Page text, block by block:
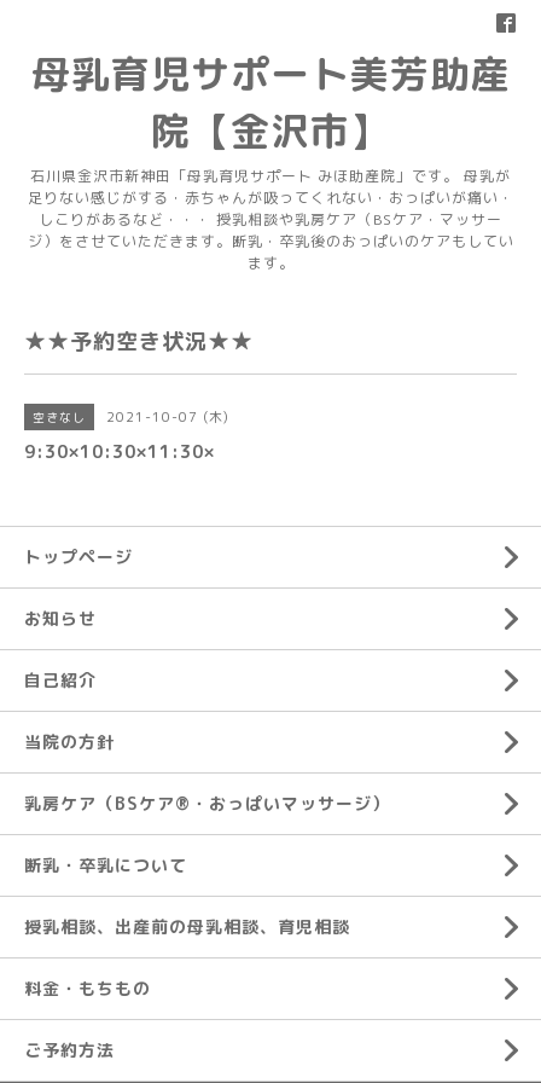
母乳育児サポート美芳助産
院【金沢市】
石川県金沢市新神田「母乳育児サポート みほ助産院」です。 母乳が
足りない感じがする・赤ちゃんが吸ってくれない・おっぱいが痛い・
しこりがあるなど・・・ 授乳相談や乳房ケア（BSケア・マッサー
ジ）をさせていただきます。断乳・卒乳後のおっぱいのケアもしてい
ます。
★★予約空き状況★★
空きなし 2021-10-07 (木)
9:30×10:30×11:30×
トップページ
お知らせ
自己紹介
当院の方針
乳房ケア（BSケア®︎・おっぱいマッサージ）
断乳・卒乳について
授乳相談、出産前の母乳相談、育児相談
料金・もちもの
ご予約方法